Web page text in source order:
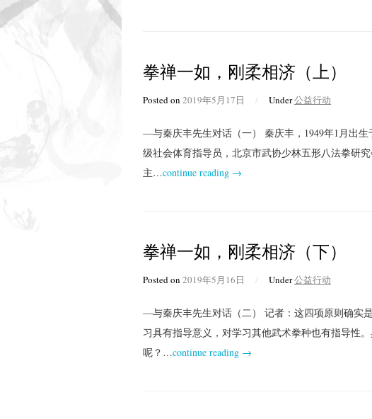
拳禅一如，刚柔相济（上）
Posted on 2019年5月17日 / Under公益行动
—与秦庆丰先生对话（一） 秦庆丰，1949年1月出
级社会体育指导员，北京市武协少林五形八法拳研
主…continue reading →
拳禅一如，刚柔相济（下）
Posted on 2019年5月16日 / Under公益行动
—与秦庆丰先生对话（二） 记者：这四项原则确实
习具有指导意义，对学习其他武术拳种也有指导性
呢？…continue reading →